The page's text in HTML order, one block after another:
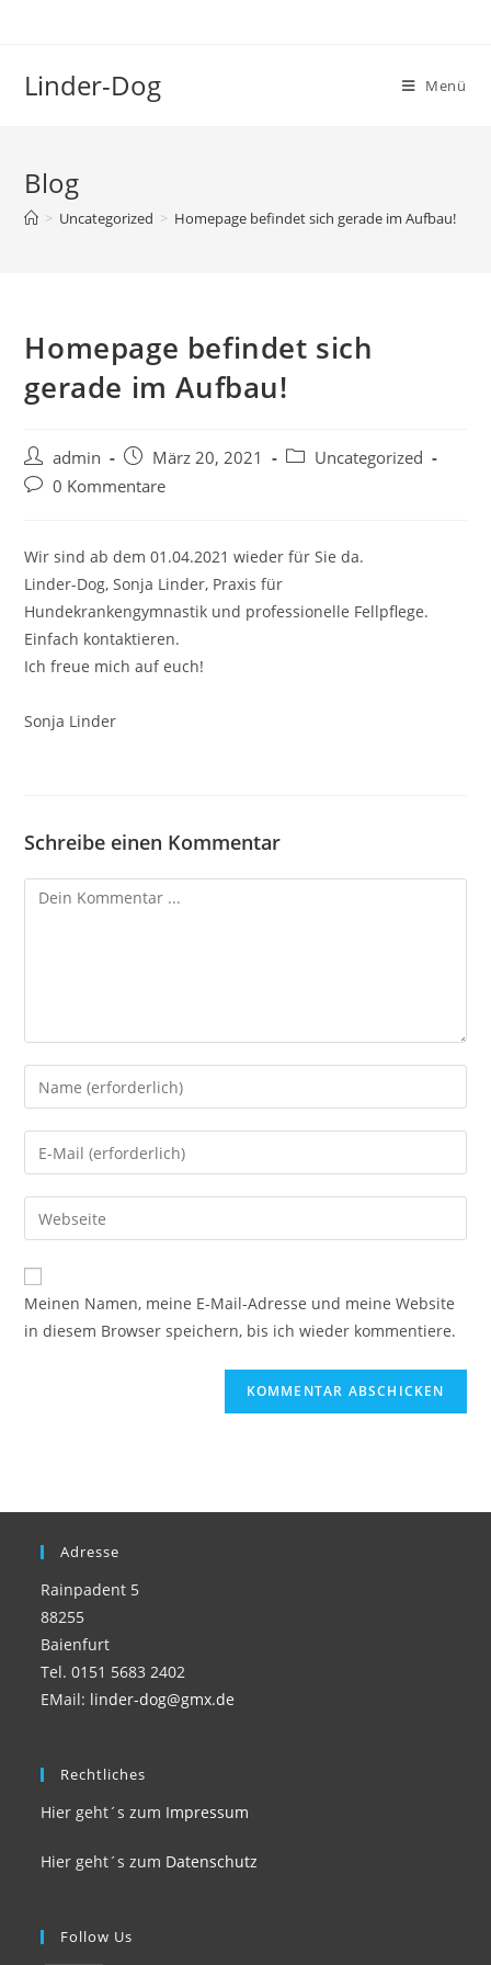
Linder-Dog Menü
Blog
> Uncategorized > Homepage befindet sich gerade im Aufbau!
Homepage befindet sich
gerade im Aufbau!
Beitrags-
Autor:
admin
Beitrag
veröffentlicht:
März 20, 2021
Beitrags-
Uncategorized
Beitrags-
0 Kommentare
Wir sind ab dem 01.04.2021 wieder für Sie da.
Linder-Dog, Sonja Linder, Praxis für
Hundekrankengymnastik und professionelle Fellpflege.
Einfach kontaktieren.
Ich freue mich auf euch!
Sonja Linder
Schreibe einen Kommentar
Kommentieren
Gib
deinen
Namen
oder
zum
Kommentieren
ein
Gib
deine
E-
Mail-
zum
Kommentieren
ein
Gib
deine
Website-
URL
Meinen Namen, meine E-Mail-Adresse und meine Website
in diesem Browser speichern, bis ich wieder kommentiere.
Adresse
Rainpadent 5
88255
Baienfurt
Tel. 0151 5683 2402
EMail: linder-dog@gmx.de
Rechtliches
Hier geht´s zum Impressum
Hier geht´s zum Datenschutz
Follow Us